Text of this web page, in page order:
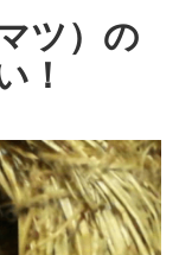
ツ）の
！